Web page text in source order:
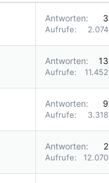
Antworten 3
Aufrufe 2.074
Antworten 13
Aufrufe 11.452
Antworten 9
Aufrufe 3.318
Antworten 2
Aufrufe 12.070